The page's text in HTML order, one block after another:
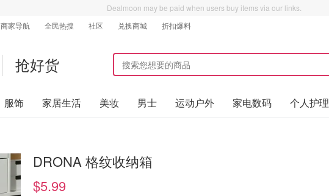
Dealmoon may be paid when users buy items via our links.
商家导航 全民热搜 社区 兑换商城 折扣爆料
抢好货
服饰 家居生活 美妆 男士 运动户外 家电数码 个人护理
DRONA 格纹收纳箱
$5.99